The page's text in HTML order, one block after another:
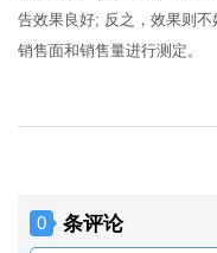
告效果良好; 反之，效果则不
销售面和销售量进行测定。
0 条评论